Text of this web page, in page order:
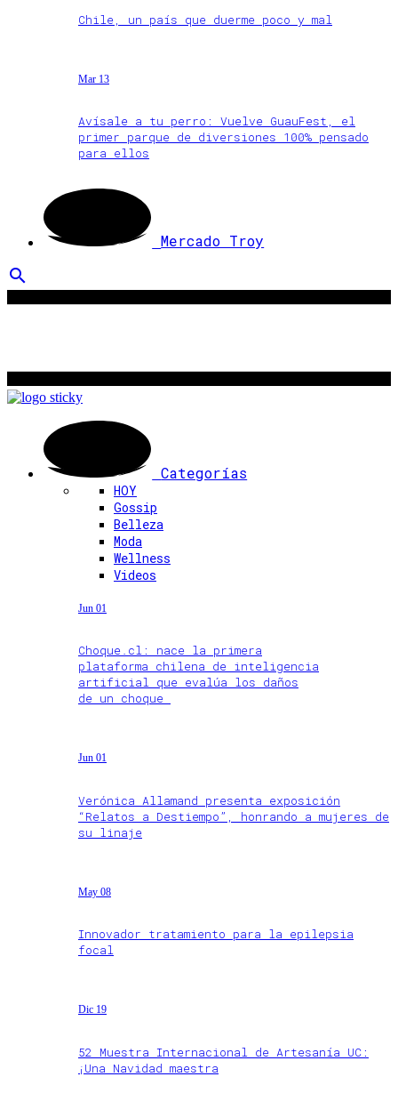
Chile, un país que duerme poco y mal
Mar 13
Avísale a tu perro: Vuelve GuauFest, el
primer parque de diversiones 100% pensado
para ellos
Mercado Troy
search
Categorías
HOY
Gossip
Belleza
Moda
Wellness
Videos
Jun 01
Choque.cl: nace la primera
plataforma chilena de inteligencia
artificial que evalúa los daños
de un choque
Jun 01
Verónica Allamand presenta exposición
“Relatos a Destiempo”, honrando a mujeres de
su linaje
May 08
Innovador tratamiento para la epilepsia
focal
Dic 19
52 Muestra Internacional de Artesanía UC:
¡Una Navidad maestra